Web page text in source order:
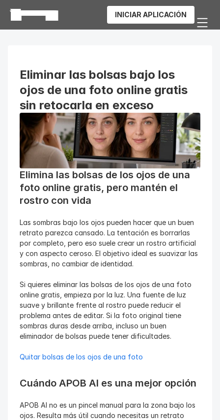
INICIAR APLICACIÓN
Eliminar las bolsas bajo los
ojos de una foto online gratis
sin retocarla en exceso
Elimina las bolsas de los ojos de una
foto online gratis, pero mantén el
rostro con vida
Las sombras bajo los ojos pueden hacer que un buen
retrato parezca cansado. La tentación es borrarlas
por completo, pero eso suele crear un rostro artificial
y con aspecto ceroso. El objetivo ideal es suavizar las
sombras, no cambiar de identidad.
Si quieres eliminar las bolsas de los ojos de una foto
online gratis, empieza por la luz. Una fuente de luz
suave y brillante frente al rostro puede reducir el
problema antes de editar. Si la foto original tiene
sombras duras desde arriba, incluso un buen
eliminador de bolsas puede tener dificultades.
Quitar bolsas de los ojos de una foto
Cuándo APOB AI es una mejor opción
APOB AI no es un pincel manual para la zona bajo los
ojos. Resulta más útil cuando necesitas un retrato